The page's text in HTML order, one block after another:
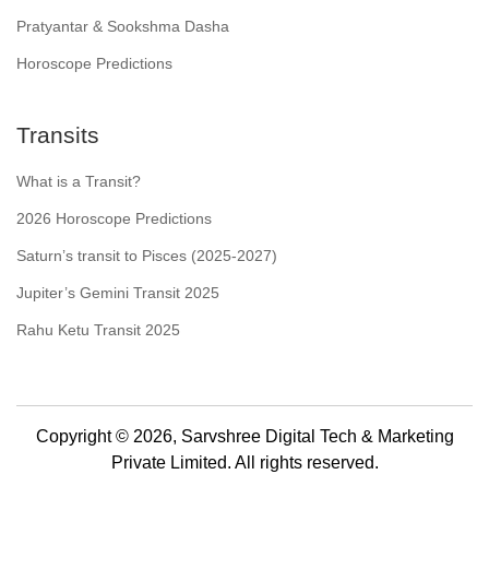
Pratyantar & Sookshma Dasha
Horoscope Predictions
Transits
What is a Transit?
2026 Horoscope Predictions
Saturn’s transit to Pisces (2025-2027)
Jupiter’s Gemini Transit 2025
Rahu Ketu Transit 2025
Copyright © 2026, Sarvshree Digital Tech & Marketing
Private Limited. All rights reserved.